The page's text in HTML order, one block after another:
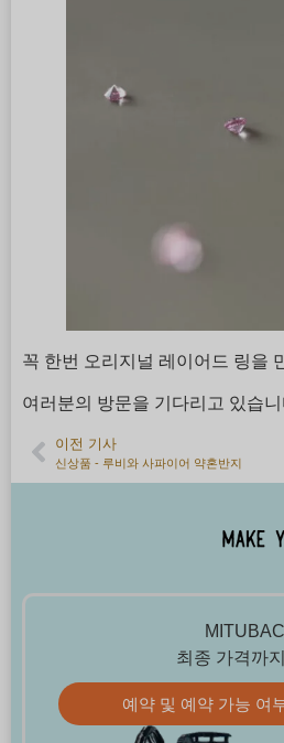
꼭 한번 오리지널 레이어드 링을
여러분의 방문을 기다리고 있습니
이전 기사
신상품 - 루비와 사파이어 약혼반지
최종 가격까
예약 및 예약 가능 여